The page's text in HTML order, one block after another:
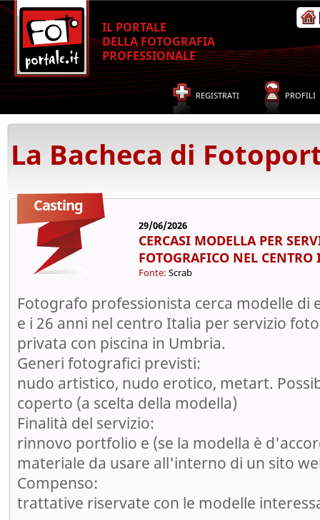
IL PORTALE
DELLA FOTOGRAFIA
PROFESSIONALE
REGISTRATI PROFILI
La Bacheca di
Casting
29/06/2026
CERCASI MODELLA PER
FOTOGRAFICO NEL CENTRO
Fonte: Scrab
Fotografo professionista cerca modelle di
e i 26 anni nel centro Italia per servizio
privata con piscina in Umbria.
Generi fotografici previsti:
nudo artistico, nudo erotico, metart.
coperto (a scelta della modella)
Finalità del servizio:
rinnovo portfolio e (se la modella è
materiale da usare all'interno di un sito
Compenso:
trattative riservate con le modelle